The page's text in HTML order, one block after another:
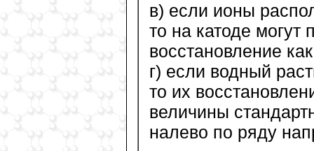
в) если ионы
то на катоде могут
восстановление
г) если водный
то их
величины
налево по ряду